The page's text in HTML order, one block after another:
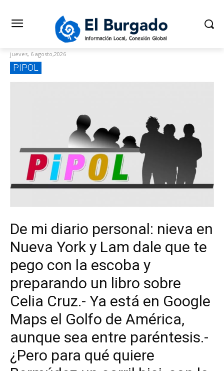
jueves, 6 agosto,2026
PIPOL
De mi diario personal: nieva en
Nueva York y Lam dale que te
pego con la escoba y
preparando un libro sobre
Celia Cruz.- Ya está en Google
Maps el Golfo de América,
aunque sea entre paréntesis.-
¿Pero para qué quiere